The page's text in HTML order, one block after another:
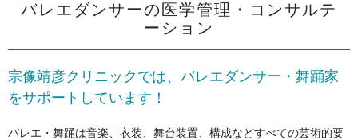
バレエダンサーの医学管理・コンサルテ
ーション
宗像靖彦クリニックでは、バレエダンサー・舞踊家
をサポートしています！
バレエ・舞踊は音楽、衣装、舞台装置、構成などすべての芸術的要